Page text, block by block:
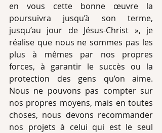
en vous cette bonne œuvre la
poursuivra jusqu’à son terme,
jusqu’au jour de Jésus-Christ », je
réalise que nous ne sommes pas les
plus à mêmes par nos propres
forces, à garantir le succès ou la
protection des gens qu’on aime.
Nous ne pouvons pas compter sur
nos propres moyens, mais en toutes
choses, nous devons recommander
nos projets à celui qui est le seul